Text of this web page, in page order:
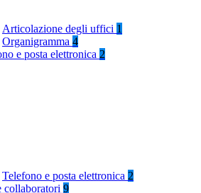
Articolazione degli uffici 1
Organigramma 4
e posta elettronica 2
Telefono e posta elettronica 2
collaboratori 9